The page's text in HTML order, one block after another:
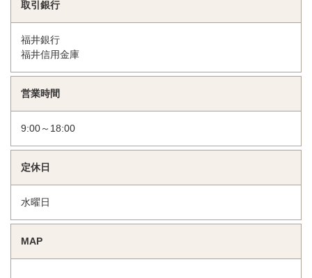
取引銀行
福井銀行
福井信用金庫
営業時間
9:00～18:00
定休日
水曜日
MAP